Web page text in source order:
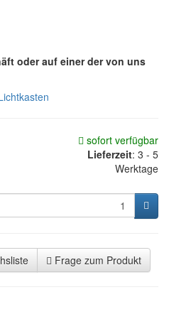
oder auf einer der von uns
sofort verfügbar
Lieferzeit: 3 - 5
Werktage
Frage zum Produkt